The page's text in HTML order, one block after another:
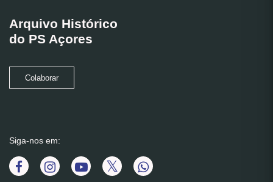
Arquivo Histórico
do PS Açores
Colaborar
Siga-nos em: